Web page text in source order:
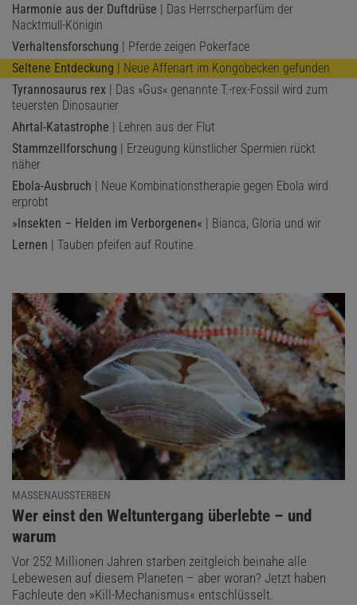
Harmonie aus der Duftdrüse | Das Herrscherparfüm der
Nacktmull-Königin
Verhaltensforschung | Pferde zeigen Pokerface
Seltene Entdeckung | Neue Affenart im Kongobecken gefunden
Tyrannosaurus rex | Das »Gus« genannte T.-rex-Fossil wird zum
teuersten Dinosaurier
Ahrtal-Katastrophe | Lehren aus der Flut
Stammzellforschung | Erzeugung künstlicher Spermien rückt
näher
Ebola-Ausbruch | Neue Kombinationstherapie gegen Ebola wird
erprobt
»Insekten – Helden im Verborgenen« | Bianca, Gloria und wir
Lernen | Tauben pfeifen auf Routine
MASSENAUSSTERBEN
:
Wer einst den Weltuntergang überlebte – und
warum
Vor 252 Millionen Jahren starben zeitgleich beinahe alle
Lebewesen auf diesem Planeten – aber woran? Jetzt haben
Fachleute den »Kill-Mechanismus« entschlüsselt.